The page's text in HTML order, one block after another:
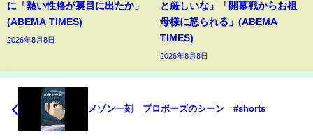
に「熱い性格が裏目に出たか」
(ABEMA TIMES)
2026年8月8日
と厳しいな」「開幕戦からお祖
母様に怒られる」(ABEMA
TIMES)
2026年8月8日
メゾン一刻 プロポーズのシーン #shorts